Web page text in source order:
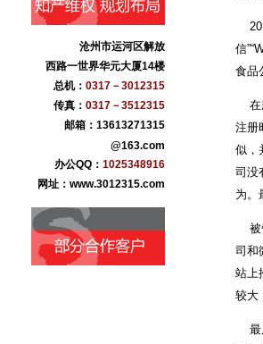
沧州市运河区解放
西路一世界华元大厦14楼
总机： 0317－3012315
传真： 0317－3512315
邮箱：13613271315
@163.com
办公QQ： 1025348916
网址：www.3012315.com
信
食品
在
注册
似，
司没
为。
被
司和
站上
较大
最